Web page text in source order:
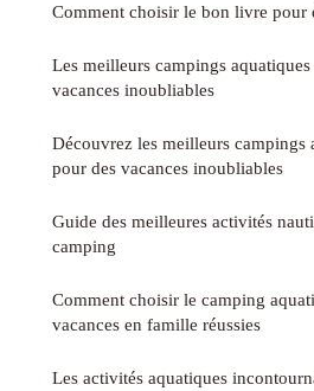
Comment choisir le bon livre pour
Les meilleurs campings
vacances inoubliables
Découvrez les meilleurs campings
pour des vacances inoubliables
Guide des meilleures activités
camping
Comment choisir le camping
vacances en famille réussies
Les activités aquatiques